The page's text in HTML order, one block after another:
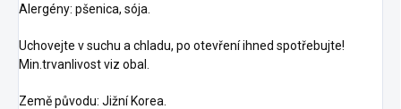
Alergény: pšenica, sója.
Uchovejte v suchu a chladu, po otevření ihned spotřebujte!
Min.trvanlivost viz obal.
Země původu: Jižní Korea.